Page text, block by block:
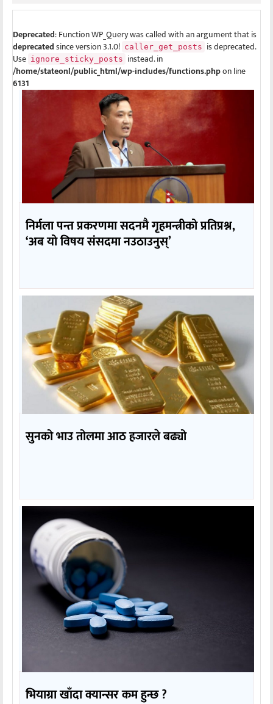
Deprecated: Function WP_Query was called with an argument that is
deprecatedsince version 3.1.0! caller_get_posts is deprecated.
Use ignore_sticky_posts instead. in
/home/stateonl/public_html/wp-includes/functions.phpon line
6131
निर्मला पन्त प्रकरणमा सदनमै गृहमन्त्रीको प्रतिप्रश्न,
‘अब यो विषय संसदमा नउठाउनुस्’
सुनको भाउ तोलमा आठ हजारले बढ्यो
भियाग्रा खाँदा क्यान्सर कम हुन्छ ?